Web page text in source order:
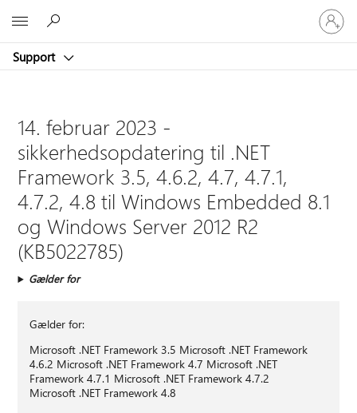
Support
Log
på
din
14. februar 2023 -
sikkerhedsopdatering til .NET
Framework 3.5, 4.6.2, 4.7, 4.7.1,
4.7.2, 4.8 til Windows Embedded 8.1
og Windows Server 2012 R2
(KB5022785)
Gælder for
Gælder for:
Microsoft .NET Framework 3.5 Microsoft .NET Framework
4.6.2 Microsoft .NET Framework 4.7 Microsoft .NET
Framework 4.7.1 Microsoft .NET Framework 4.7.2
Microsoft .NET Framework 4.8